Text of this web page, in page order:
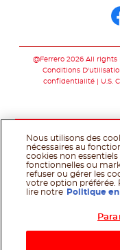
@Ferrero 2026 All rights
Conditions
confidentialité
U.S.
Nous utilisons des
nécessaires au
cookies non
fonctionnelles ou
refuser ou gérer les
votre option préférée.
lire notre
Politique